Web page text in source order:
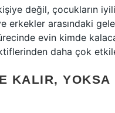
değil, çocukların
erkekler arasındaki
evin kimde
daha çok
KALIR, YOKSA